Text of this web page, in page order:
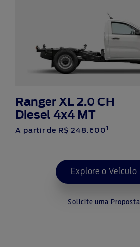
Ranger XL 2.0 CH
Diesel 4x4 MT
A partir de R$ 248.6001
Explore o Veículo
Solicite uma Proposta